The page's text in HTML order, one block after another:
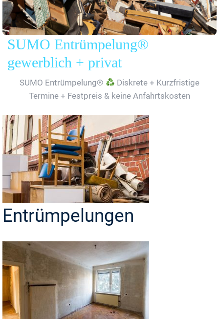
SUMO Entrümpelung®
gewerblich + privat
SUMO Entrümpelung®
Diskrete + Kurzfristige
Termine + Festpreis & keine Anfahrtskosten
Entrümpelungen